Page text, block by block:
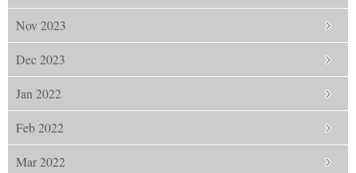
Nov 2023
Dec 2023
Jan 2022
Feb 2022
Mar 2022